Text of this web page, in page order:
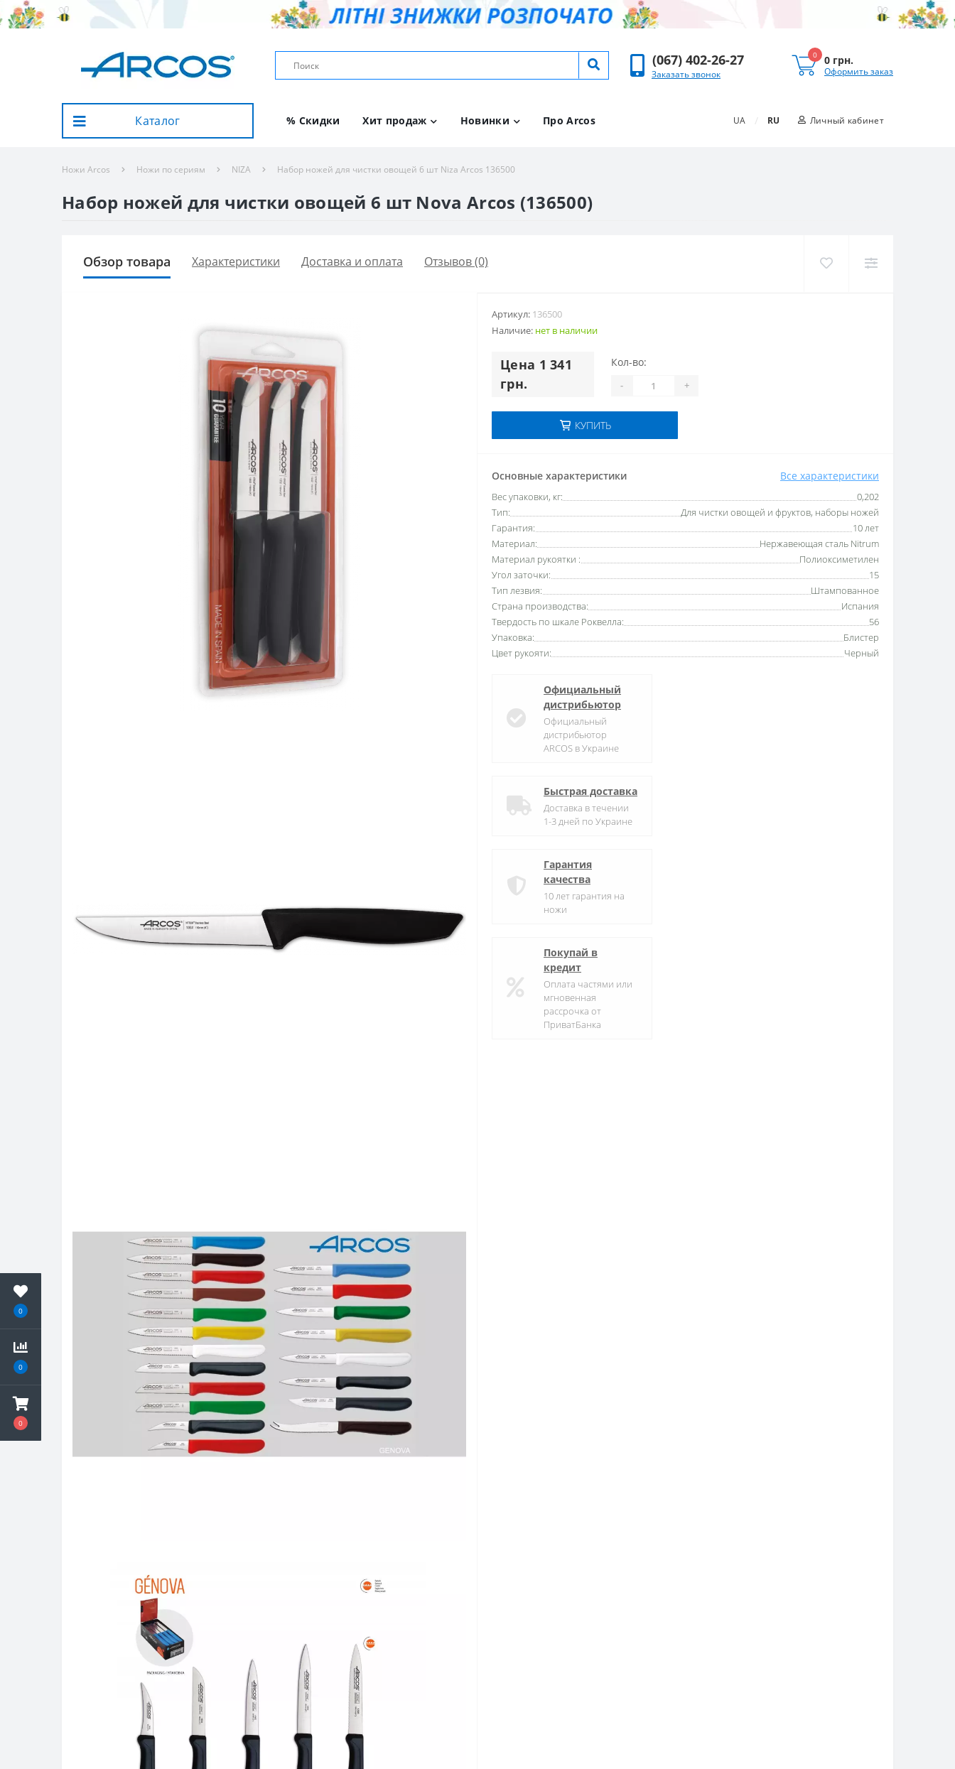
0
0
0
(067) 402-26-27
Заказать звонок
0 0 грн.
Оформить заказ
Каталог % Скидки Хит продаж Новинки Про Arcos UA / RU Личный кабинет
Ножи Arcos Ножи по сериям NIZA Набор ножей для чистки овощей 6 шт Niza Arcos 136500
Набор ножей для чистки овощей 6 шт Nova Arcos (136500)
Обзор товара Характеристики Доставка и оплата Отзывов (0)
Артикул: 136500
Наличие: нет в наличии
Цена 1 341
грн.
Кол-во:
- +
КУПИТЬ
Основные характеристики Все характеристики
Вес упаковки, кг:
0,202
Тип:
Для чистки овощей и фруктов, наборы ножей
Гарантия:
10 лет
Материал:
Нержавеющая сталь Nitrum
Материал рукоятки :
Полиоксиметилен
Угол заточки:
15
Тип лезвия:
Штампованное
Страна производства:
Испания
Твердость по шкале Роквелла:
56
Упаковка:
Блистер
Цвет рукояти:
Черный
Официальный
дистрибьютор
Официальный
дистрибьютор
ARCOS в Украине
Быстрая доставка
Доставка в течении
1-3 дней по Украине
Гарантия
качества
10 лет гарантия на
ножи
Покупай в
кредит
Оплата частями или
мгновенная
рассрочка от
ПриватБанка